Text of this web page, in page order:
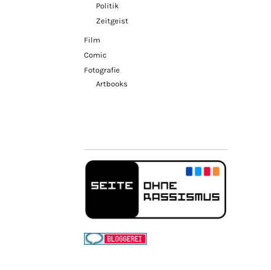
Politik
Zeitgeist
Film
Comic
Fotografie
Artbooks